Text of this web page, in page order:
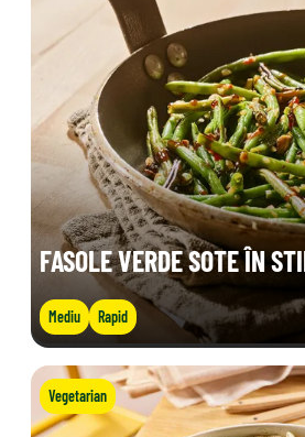
FASOLE VERDE SOTE ÎN
Mediu Rapid
Vegetarian